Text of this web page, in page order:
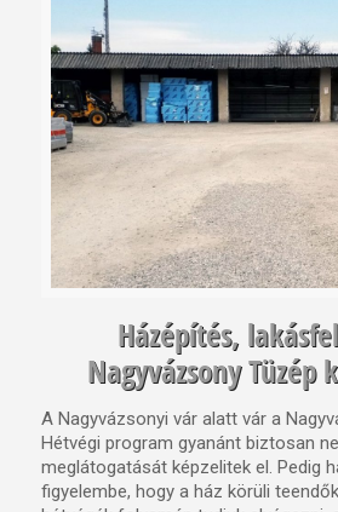
Házépítés,
Nagyvázsony Tüzép
A Nagyvázsonyi vár alatt vár a
Hétvégi program gyanánt biztosan
meglátogatását képzelitek el. Pedig
figyelembe, hogy a ház körüli